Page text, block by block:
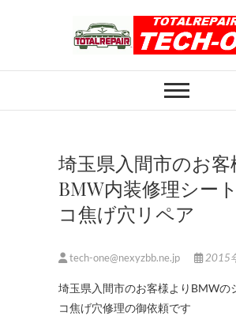
ホイール修
ータルリペ
クワン
埼玉県入間市のお客
BMW内装修理シー
コ焦げ穴リペア
tech-one@nexyzbb.ne.jp 2015
埼玉県入間市のお客様よりBMWのシートタバ
コ焦げ穴修理の御依頼です